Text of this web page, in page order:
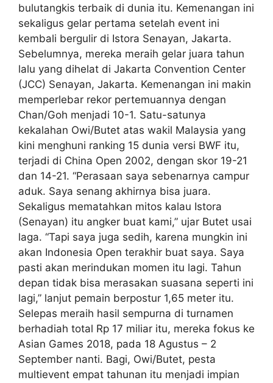
bulutangkis terbaik di dunia itu. Kemenangan ini
sekaligus gelar pertama setelah event ini
kembali bergulir di Istora Senayan, Jakarta.
Sebelumnya, mereka meraih gelar juara tahun
lalu yang dihelat di Jakarta Convention Center
(JCC) Senayan, Jakarta. Kemenangan ini makin
memperlebar rekor pertemuannya dengan
Chan/Goh menjadi 10-1. Satu-satunya
kekalahan Owi/Butet atas wakil Malaysia yang
kini menghuni ranking 15 dunia versi BWF itu,
terjadi di China Open 2002, dengan skor 19-21
dan 14-21. “Perasaan saya sebenarnya campur
aduk. Saya senang akhirnya bisa juara.
Sekaligus mematahkan mitos kalau Istora
(Senayan) itu angker buat kami,” ujar Butet usai
laga. “Tapi saya juga sedih, karena mungkin ini
akan Indonesia Open terakhir buat saya. Saya
pasti akan merindukan momen itu lagi. Tahun
depan tidak bisa merasakan suasana seperti ini
lagi,” lanjut pemain berpostur 1,65 meter itu.
Selepas meraih hasil sempurna di turnamen
berhadiah total Rp 17 miliar itu, mereka fokus ke
Asian Games 2018, pada 18 Agustus – 2
September nanti. Bagi, Owi/Butet, pesta
multievent empat tahunan itu menjadi impian